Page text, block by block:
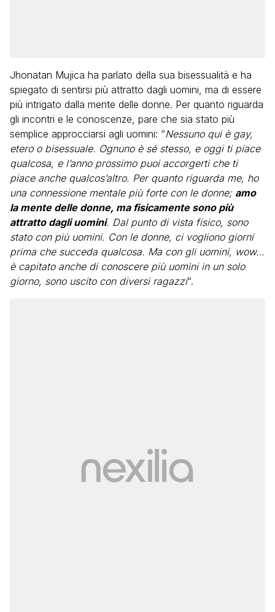
Jhonatan Mujica ha parlato della sua bisessualità e ha
spiegato di sentirsi più attratto dagli uomini, ma di essere
più intrigato dalla mente delle donne. Per quanto riguarda
gli incontri e le conoscenze, pare che sia stato più
semplice approcciarsi agli uomini: “Nessuno qui è gay,
etero o bisessuale. Ognuno è sé stesso, e oggi ti piace
qualcosa, e l’anno prossimo puoi accorgerti che ti
piace anche qualcos’altro. Per quanto riguarda me, ho
una connessione mentale più forte con le donne; amo
la mente delle donne, ma fisicamente sono più
attratto dagli uomini. Dal punto di vista fisico, sono
stato con più uomini. Con le donne, ci vogliono giorni
prima che succeda qualcosa. Ma con gli uomini, wow…
è capitato anche di conoscere più uomini in un solo
giorno, sono uscito con diversi ragazzi“.